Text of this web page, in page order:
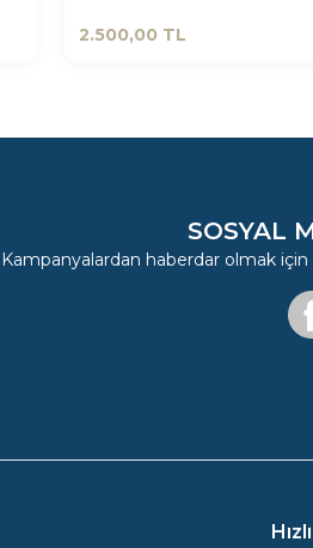
2.500,00 TL
SOSYAL
Kampanyalardan haberdar olmak için